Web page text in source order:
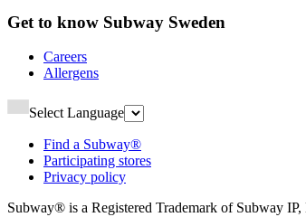
Get to know Subway Sweden​​​​‌ ‍ ​‍​‍‌‍ ‌ ​‍‌‍‍‌‌‍‌ ‌‍‍‌‌‍ ‍​‍​‍​ ‍‍​‍​‍‌ ​ ‌‍​‌‌‍ ‍‌‍‍‌‌ ‌​‌ ‍‌​‍ ‍‌‍‍‌‌‍ ​‍​‍​‍ ​​‍​‍‌‍‍​‌ ​‍‌‍‌‌‌‍‌‍​‍​‍​ ‍‍​‍​‍‌‍‍​‌ ‌​‌ ‌​‌ ​​‌ ​ ​ ‍‍​‍ ​‍ ‌‍ ‍‌‍ ‌ ​‍‌‍‌​‌‍‍‌‌‍​ ​‍ ‌‌‍​‍‌‍‍‌‌ ‌​‌‍‌‌‌ ​ ​‍ ‌‌‍‌ ‌ ​‍‌‍ ‌ ‌‌‌ ​​​‍ ‌‌ ​ ‌ ‌​‌ ‌‌‌‍‌​‌‍‍‌‌‍ ​‍ ‍‌ ‌‍‌‍‌‌‌ ​‍‌‍​ ‌‍‌‌‌‍ ​​‍ ‍‌‍​‌‌ ​​‌ ​​​‍ ‌‍‍‌‌‍ ‍‌ ‌​‌‍‌‌‌‍ ‍‌ ‌​​‍ ‌‍‌‌‌‍‌​‌‍‍‌‌ ‌​​‍ ‌‍ ‌‌‍ ‌‍‌​‌‍‌‌​ ‌‌ ​​‌ ​‍‌‍‌‌‌ ​ ‌‍‌‌‌‍ ‍‌ ‌​‌‍​‌‌ ‌​‌‍‍‌‌‍ ‌‍ ‍​ ‍ ‌‍‍‌‌‍‌​​ ‌​ ​‍​ ‌ ‌‍​ ​ ‍​​ ‌ ​ ​‌‌‍‌‌​ ‌‌​‍ ‌​ ​‌‌‍​‌‌‍‌‍‌‍‌​​‍ ‌​ ‌​‌‍‌​​ ‌​​ ​ ​‍ ‌​ ‍​​ ‌ ​ ‍​​ ‌‌​‍ ‌‌‍​‌​ ​ ‌‍​ ​ ‍​​ ‌‍​ ‌‍​ ‌​​ ‌‌​ ​ ‌‍‌‌​ ‌‌‌‍​‍​ ‍ ‌ ‌​‌ ‍‌‌ ​​‌‍‌‌​ ‌‌ ‌ ‌‍‌‌‌‍​‍‌ ​ ‌‍‍‌‌ ‌​‌‍‌‌‌​‌‍‌‍ ‌‍ ‌ ‌​‌‍‌‌‌ ​‍​ ‍ ‌ ​​‌‍​‌‌ ‌​‌‍‍​​ ‌‌ ‌​‌‍‍‌‌ ‌​‌‍ ​‌‍‌‌​‍‌‌​ ‌‌‌​​‍‌‌ ‌‍‍ ‌‍‌‌‌ ‍‌​‍‌‌​ ​ ‌​‌​​‍‌‌​ ​ ‌​‌​​‍‌‌​ ​‍​ ​‍‌‍‌‌‌‍ ‍​‍‌‌​ ​‍​ ​‍​‍‌‌​ ‌‌‌​‌​​‍ ‍‌ ‌‍‌‍​‌‌‍ ​‌ ‌‌‌‍‌‌​ ‌‍​‍‌‍​‌‌ ​ ‌‍‌‌‌‌‌‌‌ ​‍‌‍ ​​ ‌‌‍‍​‌ ‌​‌ ‌​‌ ​​‌ ​ ​‍‌‌​ ​ ‌​​‌​‍‌‌​ ​‍‌​‌‍​‍‌‌​ ​‍‌​‌‍‌‍ ‍‌‍ ‌ ​‍‌‍‌​‌‍‍‌‌‍​ ​‍ ‌‌‍​‍‌‍‍‌‌ ‌​‌‍‌‌‌ ​ ​‍ ‌‌‍‌ ‌ ​‍‌‍ ‌ ‌‌‌ ​​​‍ ‌‌ ​ ‌ ‌​‌ ‌‌‌‍‌​‌‍‍‌‌‍ ​‍ ‍‌ ‌‍‌‍‌‌‌ ​‍‌‍​ ‌‍‌‌‌‍ ​​‍ ‍‌‍​‌‌ ​​‌ ​​​‍‌‍‌‍‍‌‌‍‌​​ ‌​ ​‍​ ‌ ‌‍​ ​ ‍​​ ‌ ​ ​‌‌‍‌‌​ ‌‌​‍ ‌​ ​‌‌‍​‌‌‍‌‍‌‍‌​​‍ ‌​ ‌​‌‍‌​​ ‌​​ ​ ​‍ ‌​ ‍​​ ‌ ​ ‍​​ ‌‌​‍ ‌‌‍​‌​ ​ ‌‍​ ​ ‍​​ ‌‍​ ‌‍​ ‌​​ ‌‌​ ​ ‌‍‌‌​ ‌‌‌‍​‍​‍‌‍‌ ‌​‌ ‍‌‌ ​​‌‍‌‌​ ‌‌ ‌ ‌‍‌‌‌‍​‍‌ ​ ‌‍‍‌‌ ‌​‌‍‌‌‌​‌‍‌‍ ‌‍ ‌ ‌​‌‍‌‌‌ ​‍​‍‌‍‌ ​​‌‍​‌‌ ‌​‌‍‍​​ ‌‌ ‌​‌‍‍‌‌ ‌​‌‍ ​‌‍‌‌​‍‌‌​ ‌‌‌​​‍‌‌ ‌‍‍ ‌‍‌‌‌ ‍‌​‍‌‌​ ​ ‌​‌​​‍‌‌​ ​ ‌​‌​​‍‌‌​ ​‍​ ​‍‌‍‌‌‌‍ ‍​‍‌‌​ ​‍​ ​‍​‍‌‌​ ‌‌‌​‌​​‍ ‍‌ ‌‍‌‍​‌‌‍ ​‌ ‌‌‌‍‌‌​‍‌‍‌ ​​‌‍‌‌‌ ​‍‌ ​ ‌ ​​‌‍‌‌‌‍​ ‌ ‌​‌‍‍‌‌ ‌‍‌‍‌‌​ ‌‌ ​​‌ ‌‌‌‍​‍‌‍ ​‌‍‍‌‌ ​ ‌‍‍​‌‍‌‌‌‍‌​​‍​‍‌ ‌
Careers​​​​‌ ‍ ​‍​‍‌‍ ‌ ​‍‌‍‍‌‌‍‌ ‌‍‍‌‌‍ ‍​‍​‍​ ‍‍​‍​‍‌ ​ ‌‍​‌‌‍ ‍‌‍‍‌‌ ‌​‌ ‍‌​‍ ‍‌‍‍‌‌‍ ​‍​‍​‍ ​​‍​‍‌‍‍​‌ ​‍‌‍‌‌‌‍‌‍​‍​‍​ ‍‍​‍​‍‌‍‍​‌ ‌​‌ ‌​‌ ​​‌ ​ ​ ‍‍​‍ ​‍ ‌‍ ‍‌‍ ‌ ​‍‌‍‌​‌‍‍‌‌‍​ ​‍ ‌‌‍​‍‌‍‍‌‌ ‌​‌‍‌‌‌ ​ ​‍ ‌‌‍‌ ‌ ​‍‌‍ ‌ ‌‌‌ ​​​‍ ‌‌ ​ ‌ ‌​‌ ‌‌‌‍‌​‌‍‍‌‌‍ ​‍ ‍‌ ‌‍‌‍‌‌‌ ​‍‌‍​ ‌‍‌‌‌‍ ​​‍ ‍‌‍​‌‌ ​​‌ ​​​‍ ‌‍‍‌‌‍ ‍‌ ‌​‌‍‌‌‌‍ ‍‌ ‌​​‍ ‌‍‌‌‌‍‌​‌‍‍‌‌ ‌​​‍ ‌‍ ‌‌‍ ‌‍‌​‌‍‌‌​ ‌‌ ​​‌ ​‍‌‍‌‌‌ ​ ‌‍‌‌‌‍ ‍‌ ‌​‌‍​‌‌ ‌​‌‍‍‌‌‍ ‌‍ ‍​ ‍ ‌‍‍‌‌‍‌​​ ‌‌‍​‌​ ​​​ ​‌​ ‍​‌‍​ ​ ‍‌‌‍‌​​ ​ ​‍ ‌​ ​ ​ ​‍‌‍​‌​ ‌‌​‍ ‌​ ‌​‌‍‌‍‌‍‌‍‌‍​‍​‍ ‌‌‍​‍‌‍‌​‌‍​‌​ ​​​‍ ‌‌‍​‍‌‍‌‌​ ​​​ ‌‍​ ​​‌‍‌​‌‍‌‍‌‍​ ​ ​ ​ ​ ​ ​​‌‍‌​​ ‍ ‌ ‌​‌ ‍‌‌ ​​‌‍‌‌​ ‌‌ ‌ ‌‍‌‌‌‍​‍‌ ​ ‌‍‍‌‌ ‌​‌‍‌‌‌​ ‍‌‍​‌‌ ‌‍‌‍‍‌‌‍‌ ‌‍​‌‌ ‌​‌‍‍‌‌‍ ‌‍ ‍‌​‍‌‌ ‌​‌‍‌‌‌‍ ‌​ ‍ ‌ ​​‌‍​‌‌ ‌​‌‍‍​​ ‌‌‍ ​‌‍​‌‌‍​‍‌‍‌‌‌‍ ​​‍‌‌​ ‌‌‌​​‍‌‌ ‌‍‍ ‌‍‌‌‌ ‍‌​‍‌‌​ ​ ‌​‌​​‍‌‌​ ​ ‌​‌​​‍‌‌​ ​‍​ ​‍‌‍‌‌‌‍ ‍​‍‌‌​ ​‍​ ​‍​‍‌‌​ ‌‌‌​‌​​‍ ‍‌ ‌‍‌‍​‌‌‍ ​‌ ‌‌‌‍‌‌​ ‌‍​‍‌‍​‌‌ ​ ‌‍‌‌‌‌‌‌‌ ​‍‌‍ ​​ ‌‌‍‍​‌ ‌​‌ ‌​‌ ​​‌ ​ ​‍‌‌​ ​ ‌​​‌​‍‌‌​ ​‍‌​‌‍​‍‌‌​ ​‍‌​‌‍‌‍ ‍‌‍ ‌ ​‍‌‍‌​‌‍‍‌‌‍​ ​‍ ‌‌‍​‍‌‍‍‌‌ ‌​‌‍‌‌‌ ​ ​‍ ‌‌‍‌ ‌ ​‍‌‍ ‌ ‌‌‌ ​​​‍ ‌‌ ​ ‌ ‌​‌ ‌‌‌‍‌​‌‍‍‌‌‍ ​‍ ‍‌ ‌‍‌‍‌‌‌ ​‍‌‍​ ‌‍‌‌‌‍ ​​‍ ‍‌‍​‌‌ ​​‌ ​​​‍‌‍‌‍‍‌‌‍‌​​ ‌‌‍​‌​ ​​​ ​‌​ ‍​‌‍​ ​ ‍‌‌‍‌​​ ​ ​‍ ‌​ ​ ​ ​‍‌‍​‌​ ‌‌​‍ ‌​ ‌​‌‍‌‍‌‍‌‍‌‍​‍​‍ ‌‌‍​‍‌‍‌​‌‍​‌​ ​​​‍ ‌‌‍​‍‌‍‌‌​ ​​​ ‌‍​ ​​‌‍‌​‌‍‌‍‌‍​ ​ ​ ​ ​ ​ ​​‌‍‌​​‍‌‍‌ ‌​‌ ‍‌‌ ​​‌‍‌‌​ ‌‌ ‌ ‌‍‌‌‌‍​‍‌ ​ ‌‍‍‌‌ ‌​‌‍‌‌‌​ ‍‌‍​‌‌ ‌‍‌‍‍‌‌‍‌ ‌‍​‌‌ ‌​‌‍‍‌‌‍ ‌‍ ‍‌​‍‌‌ ‌​‌‍‌‌‌‍ ‌​‍‌‍‌ ​​‌‍​‌‌ ‌​‌‍‍​​ ‌‌‍ ​‌‍​‌‌‍​‍‌‍‌‌‌‍ ​​‍‌‌​ ‌‌‌​​‍‌‌ ‌‍‍ ‌‍‌‌‌ ‍‌​‍‌‌​ ​ ‌​‌​​‍‌‌​ ​ ‌​‌​​‍‌‌​ ​‍​ ​‍‌‍‌‌‌‍ ‍​‍‌‌​ ​‍​ ​‍​‍‌‌​ ‌‌‌​‌​​‍ ‍‌ ‌‍‌‍​‌‌‍ ​‌ ‌‌‌‍‌‌​‍‌‍‌ ​​‌‍‌‌‌ ​‍‌ ​ ‌ ​​‌‍‌‌‌‍​ ‌ ‌​‌‍‍‌‌ ‌‍‌‍‌‌​ ‌‌ ​​‌ ‌‌‌‍​‍‌‍ ​‌‍‍‌‌ ​ ‌‍‍​‌‍‌‌‌‍‌​​‍​‍‌ ‌
Allergens​​​​‌ ‍ ​‍​‍‌‍ ‌ ​‍‌‍‍‌‌‍‌ ‌‍‍‌‌‍ ‍​‍​‍​ ‍‍​‍​‍‌ ​ ‌‍​‌‌‍ ‍‌‍‍‌‌ ‌​‌ ‍‌​‍ ‍‌‍‍‌‌‍ ​‍​‍​‍ ​​‍​‍‌‍‍​‌ ​‍‌‍‌‌‌‍‌‍​‍​‍​ ‍‍​‍​‍‌‍‍​‌ ‌​‌ ‌​‌ ​​‌ ​ ​ ‍‍​‍ ​‍ ‌‍ ‍‌‍ ‌ ​‍‌‍‌​‌‍‍‌‌‍​ ​‍ ‌‌‍​‍‌‍‍‌‌ ‌​‌‍‌‌‌ ​ ​‍ ‌‌‍‌ ‌ ​‍‌‍ ‌ ‌‌‌ ​​​‍ ‌‌ ​ ‌ ‌​‌ ‌‌‌‍‌​‌‍‍‌‌‍ ​‍ ‍‌ ‌‍‌‍‌‌‌ ​‍‌‍​ ‌‍‌‌‌‍ ​​‍ ‍‌‍​‌‌ ​​‌ ​​​‍ ‌‍‍‌‌‍ ‍‌ ‌​‌‍‌‌‌‍ ‍‌ ‌​​‍ ‌‍‌‌‌‍‌​‌‍‍‌‌ ‌​​‍ ‌‍ ‌‌‍ ‌‍‌​‌‍‌‌​ ‌‌ ​​‌ ​‍‌‍‌‌‌ ​ ‌‍‌‌‌‍ ‍‌ ‌​‌‍​‌‌ ‌​‌‍‍‌‌‍ ‌‍ ‍​ ‍ ‌‍‍‌‌‍‌​​ ‌​ ‌​​ ‍​​ ‌ ‌‍​‍​ ‌​​ ​‌​ ​​‌‍‌​​‍ ‌‌‍‌​​ ‍​‌‍​‍‌‍​‍​‍ ‌​ ‌​‌‍‌‍​ ​​​ ‌​​‍ ‌‌‍​‍​ ‌ ​ ‌ ​ ​ ​‍ ‌​ ‌‍​ ‍‌‌‍‌‍​ ‌​​ ‍​‌‍​ ​ ​‌‌‍‌‍‌‍​ ‌‍‌‍​ ‌‍​ ‌‌​ ‍ ‌ ‌​‌ ‍‌‌ ​​‌‍‌‌​ ‌‌ ‌ ‌‍‌‌‌‍​‍‌ ​ ‌‍‍‌‌ ‌​‌‍‌‌‌​ ‍‌‍​‌‌ ‌‍‌‍‍‌‌‍‌ ‌‍​‌‌ ‌​‌‍‍‌‌‍ ‌‍ ‍‌​‍‌‌ ‌​‌‍‌‌‌‍ ‌​ ‍ ‌ ​​‌‍​‌‌ ‌​‌‍‍​​ ‌‌‍ ​‌‍​‌‌‍​‍‌‍‌‌‌‍ ​​‍‌‌​ ‌‌‌​​‍‌‌ ‌‍‍ ‌‍‌‌‌ ‍‌​‍‌‌​ ​ ‌​‌​​‍‌‌​ ​ ‌​‌​​‍‌‌​ ​‍​ ​‍‌‍‌‌‌‍ ‍​‍‌‌​ ​‍​ ​‍​‍‌‌​ ‌‌‌​‌​​‍ ‍‌ ‌‍‌‍​‌‌‍ ​‌ ‌‌‌‍‌‌​ ‌‍​‍‌‍​‌‌ ​ ‌‍‌‌‌‌‌‌‌ ​‍‌‍ ​​ ‌‌‍‍​‌ ‌​‌ ‌​‌ ​​‌ ​ ​‍‌‌​ ​ ‌​​‌​‍‌‌​ ​‍‌​‌‍​‍‌‌​ ​‍‌​‌‍‌‍ ‍‌‍ ‌ ​‍‌‍‌​‌‍‍‌‌‍​ ​‍ ‌‌‍​‍‌‍‍‌‌ ‌​‌‍‌‌‌ ​ ​‍ ‌‌‍‌ ‌ ​‍‌‍ ‌ ‌‌‌ ​​​‍ ‌‌ ​ ‌ ‌​‌ ‌‌‌‍‌​‌‍‍‌‌‍ ​‍ ‍‌ ‌‍‌‍‌‌‌ ​‍‌‍​ ‌‍‌‌‌‍ ​​‍ ‍‌‍​‌‌ ​​‌ ​​​‍‌‍‌‍‍‌‌‍‌​​ ‌​ ‌​​ ‍​​ ‌ ‌‍​‍​ ‌​​ ​‌​ ​​‌‍‌​​‍ ‌‌‍‌​​ ‍​‌‍​‍‌‍​‍​‍ ‌​ ‌​‌‍‌‍​ ​​​ ‌​​‍ ‌‌‍​‍​ ‌ ​ ‌ ​ ​ ​‍ ‌​ ‌‍​ ‍‌‌‍‌‍​ ‌​​ ‍​‌‍​ ​ ​‌‌‍‌‍‌‍​ ‌‍‌‍​ ‌‍​ ‌‌​‍‌‍‌ ‌​‌ ‍‌‌ ​​‌‍‌‌​ ‌‌ ‌ ‌‍‌‌‌‍​‍‌ ​ ‌‍‍‌‌ ‌​‌‍‌‌‌​ ‍‌‍​‌‌ ‌‍‌‍‍‌‌‍‌ ‌‍​‌‌ ‌​‌‍‍‌‌‍ ‌‍ ‍‌​‍‌‌ ‌​‌‍‌‌‌‍ ‌​‍‌‍‌ ​​‌‍​‌‌ ‌​‌‍‍​​ ‌‌‍ ​‌‍​‌‌‍​‍‌‍‌‌‌‍ ​​‍‌‌​ ‌‌‌​​‍‌‌ ‌‍‍ ‌‍‌‌‌ ‍‌​‍‌‌​ ​ ‌​‌​​‍‌‌​ ​ ‌​‌​​‍‌‌​ ​‍​ ​‍‌‍‌‌‌‍ ‍​‍‌‌​ ​‍​ ​‍​‍‌‌​ ‌‌‌​‌​​‍ ‍‌ ‌‍‌‍​‌‌‍ ​‌ ‌‌‌‍‌‌​‍‌‍‌ ​​‌‍‌‌‌ ​‍‌ ​ ‌ ​​‌‍‌‌‌‍​ ‌ ‌​‌‍‍‌‌ ‌‍‌‍‌‌​ ‌‌ ​​‌ ‌‌‌‍​‍‌‍ ​‌‍‍‌‌ ​ ‌‍‍​‌‍‌‌‌‍‌​​‍​‍‌ ‌
Select Language
Find a Subway®​​​​‌ ‍ ​‍​‍‌‍ ‌ ​‍‌‍‍‌‌‍‌ ‌‍‍‌‌‍ ‍​‍​‍​ ‍‍​‍​‍‌ ​ ‌‍​‌‌‍ ‍‌‍‍‌‌ ‌​‌ ‍‌​‍ ‍‌‍‍‌‌‍ ​‍​‍​‍ ​​‍​‍‌‍‍​‌ ​‍‌‍‌‌‌‍‌‍​‍​‍​ ‍‍​‍​‍‌‍‍​‌ ‌​‌ ‌​‌ ​​‌ ​ ​ ‍‍​‍ ​‍ ‌‍ ‍‌‍ ‌ ​‍‌‍‌​‌‍‍‌‌‍​ ​‍ ‌‌‍​‍‌‍‍‌‌ ‌​‌‍‌‌‌ ​ ​‍ ‌‌‍‌ ‌ ​‍‌‍ ‌ ‌‌‌ ​​​‍ ‌‌ ​ ‌ ‌​‌ ‌‌‌‍‌​‌‍‍‌‌‍ ​‍ ‍‌ ‌‍‌‍‌‌‌ ​‍‌‍​ ‌‍‌‌‌‍ ​​‍ ‍‌‍​‌‌ ​​‌ ​​​‍ ‌‍‍‌‌‍ ‍‌ ‌​‌‍‌‌‌‍ ‍‌ ‌​​‍ ‌‍‌‌‌‍‌​‌‍‍‌‌ ‌​​‍ ‌‍ ‌‌‍ ‌‍‌​‌‍‌‌​ ‌‌ ​​‌ ​‍‌‍‌‌‌ ​ ‌‍‌‌‌‍ ‍‌ ‌​‌‍​‌‌ ‌​‌‍‍‌‌‍ ‌‍ ‍​ ‍ ‌‍‍‌‌‍‌​​ ‌‌‍​‍​ ​‌​ ‌​​ ‌‍​ ‌ ​ ‍​​ ‍​​ ​‍​‍ ‌​ ‌‍​ ‌‌​ ‌​‌‍‌‍​‍ ‌​ ‌​​ ‌‍​ ​‌​ ‌‍​‍ ‌​ ‍‌​ ‍‌​ ‌‌​ ‌‌​‍ ‌‌‍‌‍​ ‍​‌‍​‍‌‍‌​​ ‍‌​ ​‌‌‍​‍​ ‍​​ ‍​‌‍‌‌​ ​ ​ ‍​​ ‍ ‌ ‌​‌ ‍‌‌ ​​‌‍‌‌​ ‌‌ ‌ ‌‍‌‌‌‍​‍‌ ​ ‌‍‍‌‌ ‌​‌‍‌‌‌​ ‍‌‍​‌‌ ‌‍‌‍‍‌‌‍‌ ‌‍​‌‌ ‌​‌‍‍‌‌‍ ‌‍ ‍‌​‍‌‌ ‌​‌‍‌‌‌‍ ‌​ ‍ ‌ ​​‌‍​‌‌ ‌​‌‍‍​​ ‌‌‍ ​‌‍​‌‌‍​‍‌‍‌‌‌‍ ​​‍‌‌​ ‌‌‌​​‍‌‌ ‌‍‍ ‌‍‌‌‌ ‍‌​‍‌‌​ ​ ‌​‌​​‍‌‌​ ​ ‌​‌​​‍‌‌​ ​‍​ ​‍‌‍‌‌‌‍ ‍​‍‌‌​ ​‍​ ​‍​‍‌‌​ ‌‌‌​‌​​‍ ‍‌ ‌‍‌‍​‌‌‍ ​‌ ‌‌‌‍‌‌​ ‌‍​‍‌‍​‌‌ ​ ‌‍‌‌‌‌‌‌‌ ​‍‌‍ ​​ ‌‌‍‍​‌ ‌​‌ ‌​‌ ​​‌ ​ ​‍‌‌​ ​ ‌​​‌​‍‌‌​ ​‍‌​‌‍​‍‌‌​ ​‍‌​‌‍‌‍ ‍‌‍ ‌ ​‍‌‍‌​‌‍‍‌‌‍​ ​‍ ‌‌‍​‍‌‍‍‌‌ ‌​‌‍‌‌‌ ​ ​‍ ‌‌‍‌ ‌ ​‍‌‍ ‌ ‌‌‌ ​​​‍ ‌‌ ​ ‌ ‌​‌ ‌‌‌‍‌​‌‍‍‌‌‍ ​‍ ‍‌ ‌‍‌‍‌‌‌ ​‍‌‍​ ‌‍‌‌‌‍ ​​‍ ‍‌‍​‌‌ ​​‌ ​​​‍‌‍‌‍‍‌‌‍‌​​ ‌‌‍​‍​ ​‌​ ‌​​ ‌‍​ ‌ ​ ‍​​ ‍​​ ​‍​‍ ‌​ ‌‍​ ‌‌​ ‌​‌‍‌‍​‍ ‌​ ‌​​ ‌‍​ ​‌​ ‌‍​‍ ‌​ ‍‌​ ‍‌​ ‌‌​ ‌‌​‍ ‌‌‍‌‍​ ‍​‌‍​‍‌‍‌​​ ‍‌​ ​‌‌‍​‍​ ‍​​ ‍​‌‍‌‌​ ​ ​ ‍​​‍‌‍‌ ‌​‌ ‍‌‌ ​​‌‍‌‌​ ‌‌ ‌ ‌‍‌‌‌‍​‍‌ ​ ‌‍‍‌‌ ‌​‌‍‌‌‌​ ‍‌‍​‌‌ ‌‍‌‍‍‌‌‍‌ ‌‍​‌‌ ‌​‌‍‍‌‌‍ ‌‍ ‍‌​‍‌‌ ‌​‌‍‌‌‌‍ ‌​‍‌‍‌ ​​‌‍​‌‌ ‌​‌‍‍​​ ‌‌‍ ​‌‍​‌‌‍​‍‌‍‌‌‌‍ ​​‍‌‌​ ‌‌‌​​‍‌‌ ‌‍‍ ‌‍‌‌‌ ‍‌​‍‌‌​ ​ ‌​‌​​‍‌‌​ ​ ‌​‌​​‍‌‌​ ​‍​ ​‍‌‍‌‌‌‍ ‍​‍‌‌​ ​‍​ ​‍​‍‌‌​ ‌‌‌​‌​​‍ ‍‌ ‌‍‌‍​‌‌‍ ​‌ ‌‌‌‍‌‌​‍‌‍‌ ​​‌‍‌‌‌ ​‍‌ ​ ‌ ​​‌‍‌‌‌‍​ ‌ ‌​‌‍‍‌‌ ‌‍‌‍‌‌​ ‌‌ ​​‌ ‌‌‌‍​‍‌‍ ​‌‍‍‌‌ ​ ‌‍‍​‌‍‌‌‌‍‌​​‍​‍‌ ‌
Participating stores​​​​‌ ‍ ​‍​‍‌‍ ‌ ​‍‌‍‍‌‌‍‌ ‌‍‍‌‌‍ ‍​‍​‍​ ‍‍​‍​‍‌ ​ ‌‍​‌‌‍ ‍‌‍‍‌‌ ‌​‌ ‍‌​‍ ‍‌‍‍‌‌‍ ​‍​‍​‍ ​​‍​‍‌‍‍​‌ ​‍‌‍‌‌‌‍‌‍​‍​‍​ ‍‍​‍​‍‌‍‍​‌ ‌​‌ ‌​‌ ​​‌ ​ ​ ‍‍​‍ ​‍ ‌‍ ‍‌‍ ‌ ​‍‌‍‌​‌‍‍‌‌‍​ ​‍ ‌‌‍​‍‌‍‍‌‌ ‌​‌‍‌‌‌ ​ ​‍ ‌‌‍‌ ‌ ​‍‌‍ ‌ ‌‌‌ ​​​‍ ‌‌ ​ ‌ ‌​‌ ‌‌‌‍‌​‌‍‍‌‌‍ ​‍ ‍‌ ‌‍‌‍‌‌‌ ​‍‌‍​ ‌‍‌‌‌‍ ​​‍ ‍‌‍​‌‌ ​​‌ ​​​‍ ‌‍‍‌‌‍ ‍‌ ‌​‌‍‌‌‌‍ ‍‌ ‌​​‍ ‌‍‌‌‌‍‌​‌‍‍‌‌ ‌​​‍ ‌‍ ‌‌‍ ‌‍‌​‌‍‌‌​ ‌‌ ​​‌ ​‍‌‍‌‌‌ ​ ‌‍‌‌‌‍ ‍‌ ‌​‌‍​‌‌ ‌​‌‍‍‌‌‍ ‌‍ ‍​ ‍ ‌‍‍‌‌‍‌​​ ‌‌‍‌​​ ​‌​ ‌ ​ ​‌​ ‌‍​ ‍‌​ ‍​​ ‌​​‍ ‌​ ‍‌‌‍​‍‌‍‌‌‌‍‌​​‍ ‌​ ‌​​ ‌​​ ‌‍​ ‍​​‍ ‌​ ‍‌‌‍​‌‌‍‌‌‌‍​ ​‍ ‌​ ​​​ ‌ ​ ​‌‌‍‌‌​ ​ ​ ​ ​ ​‍​ ‍​​ ​‍​ ​​​ ‌​‌‍​‍​ ‍ ‌ ‌​‌ ‍‌‌ ​​‌‍‌‌​ ‌‌ ‌ ‌‍‌‌‌‍​‍‌ ​ ‌‍‍‌‌ ‌​‌‍‌‌‌​ ‍‌‍​‌‌ ‌‍‌‍‍‌‌‍‌ ‌‍​‌‌ ‌​‌‍‍‌‌‍ ‌‍ ‍‌​‍‌‌ ‌​‌‍‌‌‌‍ ‌​ ‍ ‌ ​​‌‍​‌‌ ‌​‌‍‍​​ ‌‌‍ ​‌‍​‌‌‍​‍‌‍‌‌‌‍ ​​‍‌‌​ ‌‌‌​​‍‌‌ ‌‍‍ ‌‍‌‌‌ ‍‌​‍‌‌​ ​ ‌​‌​​‍‌‌​ ​ ‌​‌​​‍‌‌​ ​‍​ ​‍‌‍‌‌‌‍ ‍​‍‌‌​ ​‍​ ​‍​‍‌‌​ ‌‌‌​‌​​‍ ‍‌ ‌‍‌‍​‌‌‍ ​‌ ‌‌‌‍‌‌​ ‌‍​‍‌‍​‌‌ ​ ‌‍‌‌‌‌‌‌‌ ​‍‌‍ ​​ ‌‌‍‍​‌ ‌​‌ ‌​‌ ​​‌ ​ ​‍‌‌​ ​ ‌​​‌​‍‌‌​ ​‍‌​‌‍​‍‌‌​ ​‍‌​‌‍‌‍ ‍‌‍ ‌ ​‍‌‍‌​‌‍‍‌‌‍​ ​‍ ‌‌‍​‍‌‍‍‌‌ ‌​‌‍‌‌‌ ​ ​‍ ‌‌‍‌ ‌ ​‍‌‍ ‌ ‌‌‌ ​​​‍ ‌‌ ​ ‌ ‌​‌ ‌‌‌‍‌​‌‍‍‌‌‍ ​‍ ‍‌ ‌‍‌‍‌‌‌ ​‍‌‍​ ‌‍‌‌‌‍ ​​‍ ‍‌‍​‌‌ ​​‌ ​​​‍‌‍‌‍‍‌‌‍‌​​ ‌‌‍‌​​ ​‌​ ‌ ​ ​‌​ ‌‍​ ‍‌​ ‍​​ ‌​​‍ ‌​ ‍‌‌‍​‍‌‍‌‌‌‍‌​​‍ ‌​ ‌​​ ‌​​ ‌‍​ ‍​​‍ ‌​ ‍‌‌‍​‌‌‍‌‌‌‍​ ​‍ ‌​ ​​​ ‌ ​ ​‌‌‍‌‌​ ​ ​ ​ ​ ​‍​ ‍​​ ​‍​ ​​​ ‌​‌‍​‍​‍‌‍‌ ‌​‌ ‍‌‌ ​​‌‍‌‌​ ‌‌ ‌ ‌‍‌‌‌‍​‍‌ ​ ‌‍‍‌‌ ‌​‌‍‌‌‌​ ‍‌‍​‌‌ ‌‍‌‍‍‌‌‍‌ ‌‍​‌‌ ‌​‌‍‍‌‌‍ ‌‍ ‍‌​‍‌‌ ‌​‌‍‌‌‌‍ ‌​‍‌‍‌ ​​‌‍​‌‌ ‌​‌‍‍​​ ‌‌‍ ​‌‍​‌‌‍​‍‌‍‌‌‌‍ ​​‍‌‌​ ‌‌‌​​‍‌‌ ‌‍‍ ‌‍‌‌‌ ‍‌​‍‌‌​ ​ ‌​‌​​‍‌‌​ ​ ‌​‌​​‍‌‌​ ​‍​ ​‍‌‍‌‌‌‍ ‍​‍‌‌​ ​‍​ ​‍​‍‌‌​ ‌‌‌​‌​​‍ ‍‌ ‌‍‌‍​‌‌‍ ​‌ ‌‌‌‍‌‌​‍‌‍‌ ​​‌‍‌‌‌ ​‍‌ ​ ‌ ​​‌‍‌‌‌‍​ ‌ ‌​‌‍‍‌‌ ‌‍‌‍‌‌​ ‌‌ ​​‌ ‌‌‌‍​‍‌‍ ​‌‍‍‌‌ ​ ‌‍‍​‌‍‌‌‌‍‌​​‍​‍‌ ‌
Privacy policy​​​​‌ ‍ ​‍​‍‌‍ ‌ ​‍‌‍‍‌‌‍‌ ‌‍‍‌‌‍ ‍​‍​‍​ ‍‍​‍​‍‌ ​ ‌‍​‌‌‍ ‍‌‍‍‌‌ ‌​‌ ‍‌​‍ ‍‌‍‍‌‌‍ ​‍​‍​‍ ​​‍​‍‌‍‍​‌ ​‍‌‍‌‌‌‍‌‍​‍​‍​ ‍‍​‍​‍‌‍‍​‌ ‌​‌ ‌​‌ ​​‌ ​ ​ ‍‍​‍ ​‍ ‌‍ ‍‌‍ ‌ ​‍‌‍‌​‌‍‍‌‌‍​ ​‍ ‌‌‍​‍‌‍‍‌‌ ‌​‌‍‌‌‌ ​ ​‍ ‌‌‍‌ ‌ ​‍‌‍ ‌ ‌‌‌ ​​​‍ ‌‌ ​ ‌ ‌​‌ ‌‌‌‍‌​‌‍‍‌‌‍ ​‍ ‍‌ ‌‍‌‍‌‌‌ ​‍‌‍​ ‌‍‌‌‌‍ ​​‍ ‍‌‍​‌‌ ​​‌ ​​​‍ ‌‍‍‌‌‍ ‍‌ ‌​‌‍‌‌‌‍ ‍‌ ‌​​‍ ‌‍‌‌‌‍‌​‌‍‍‌‌ ‌​​‍ ‌‍ ‌‌‍ ‌‍‌​‌‍‌‌​ ‌‌ ​​‌ ​‍‌‍‌‌‌ ​ ‌‍‌‌‌‍ ‍‌ ‌​‌‍​‌‌ ‌​‌‍‍‌‌‍ ‌‍ ‍​ ‍ ‌‍‍‌‌‍‌​​ ‌​ ‍​​ ‌‌​ ​​​ ‍‌‌‍‌‍‌‍​‍​ ​‍‌‍‌‌​‍ ‌​ ​​​ ​‍‌‍‌‍‌‍​‍​‍ ‌​ ‌​​ ​‌‌‍‌‍​ ‌‍​‍ ‌‌‍​‍‌‍‌‍​ ‌‍‌‍‌‍​‍ ‌​ ​‍​ ‌ ​ ‌‌‌‍‌​‌‍​ ​ ‌‌​ ‌‌​ ‍‌‌‍​‍​ ‌ ​ ‌‌‌‍​‍​ ‍ ‌ ‌​‌ ‍‌‌ ​​‌‍‌‌​ ‌‌ ‌ ‌‍‌‌‌‍​‍‌ ​ ‌‍‍‌‌ ‌​‌‍‌‌‌​ ‍‌‍​‌‌ ‌‍‌‍‍‌‌‍‌ ‌‍​‌‌ ‌​‌‍‍‌‌‍ ‌‍ ‍‌​‍‌‌ ‌​‌‍‌‌‌‍ ‌​ ‍ ‌ ​​‌‍​‌‌ ‌​‌‍‍​​ ‌‌‍ ​‌‍​‌‌‍​‍‌‍‌‌‌‍ ​​‍‌‌​ ‌‌‌​​‍‌‌ ‌‍‍ ‌‍‌‌‌ ‍‌​‍‌‌​ ​ ‌​‌​​‍‌‌​ ​ ‌​‌​​‍‌‌​ ​‍​ ​‍‌‍‌‌‌‍ ‍​‍‌‌​ ​‍​ ​‍​‍‌‌​ ‌‌‌​‌​​‍ ‍‌ ‌‍‌‍​‌‌‍ ​‌ ‌‌‌‍‌‌​ ‌‍​‍‌‍​‌‌ ​ ‌‍‌‌‌‌‌‌‌ ​‍‌‍ ​​ ‌‌‍‍​‌ ‌​‌ ‌​‌ ​​‌ ​ ​‍‌‌​ ​ ‌​​‌​‍‌‌​ ​‍‌​‌‍​‍‌‌​ ​‍‌​‌‍‌‍ ‍‌‍ ‌ ​‍‌‍‌​‌‍‍‌‌‍​ ​‍ ‌‌‍​‍‌‍‍‌‌ ‌​‌‍‌‌‌ ​ ​‍ ‌‌‍‌ ‌ ​‍‌‍ ‌ ‌‌‌ ​​​‍ ‌‌ ​ ‌ ‌​‌ ‌‌‌‍‌​‌‍‍‌‌‍ ​‍ ‍‌ ‌‍‌‍‌‌‌ ​‍‌‍​ ‌‍‌‌‌‍ ​​‍ ‍‌‍​‌‌ ​​‌ ​​​‍‌‍‌‍‍‌‌‍‌​​ ‌​ ‍​​ ‌‌​ ​​​ ‍‌‌‍‌‍‌‍​‍​ ​‍‌‍‌‌​‍ ‌​ ​​​ ​‍‌‍‌‍‌‍​‍​‍ ‌​ ‌​​ ​‌‌‍‌‍​ ‌‍​‍ ‌‌‍​‍‌‍‌‍​ ‌‍‌‍‌‍​‍ ‌​ ​‍​ ‌ ​ ‌‌‌‍‌​‌‍​ ​ ‌‌​ ‌‌​ ‍‌‌‍​‍​ ‌ ​ ‌‌‌‍​‍​‍‌‍‌ ‌​‌ ‍‌‌ ​​‌‍‌‌​ ‌‌ ‌ ‌‍‌‌‌‍​‍‌ ​ ‌‍‍‌‌ ‌​‌‍‌‌‌​ ‍‌‍​‌‌ ‌‍‌‍‍‌‌‍‌ ‌‍​‌‌ ‌​‌‍‍‌‌‍ ‌‍ ‍‌​‍‌‌ ‌​‌‍‌‌‌‍ ‌​‍‌‍‌ ​​‌‍​‌‌ ‌​‌‍‍​​ ‌‌‍ ​‌‍​‌‌‍​‍‌‍‌‌‌‍ ​​‍‌‌​ ‌‌‌​​‍‌‌ ‌‍‍ ‌‍‌‌‌ ‍‌​‍‌‌​ ​ ‌​‌​​‍‌‌​ ​ ‌​‌​​‍‌‌​ ​‍​ ​‍‌‍‌‌‌‍ ‍​‍‌‌​ ​‍​ ​‍​‍‌‌​ ‌‌‌​‌​​‍ ‍‌ ‌‍‌‍​‌‌‍ ​‌ ‌‌‌‍‌‌​‍‌‍‌ ​​‌‍‌‌‌ ​‍‌ ​ ‌ ​​‌‍‌‌‌‍​ ‌ ‌​‌‍‍‌‌ ‌‍‌‍‌‌​ ‌‌ ​​‌ ‌‌‌‍​‍‌‍ ​‌‍‍‌‌ ​ ‌‍‍​‌‍‌‌‌‍‌​​‍​‍‌ ‌
Subway® is a Registered Trademark of Subway IP, LLC © 2026 Subway IP, LLC. All Rights Reserved.​​​​‌